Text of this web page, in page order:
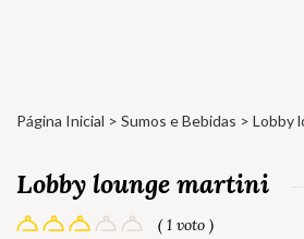
Página Inicial > Sumos e Bebidas > Lobby
Lobby lounge martini
( 1 voto )